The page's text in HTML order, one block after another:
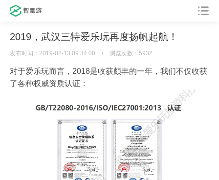
2019，武汉三特爱乐玩再度扬帆起航！
发布时间：2019-02-13 09:34:00 / 浏览次数：5932
对于爱乐玩而言，2018是收获颇丰的一年，我们不仅收获
了各种权威资质认证：